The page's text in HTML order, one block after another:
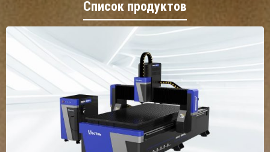
Список продуктов